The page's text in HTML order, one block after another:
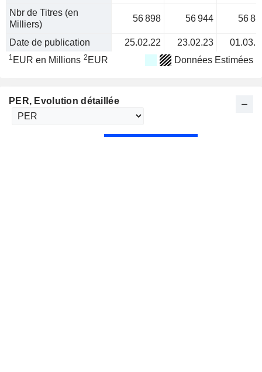
Nbr de Titres (en
Milliers)
56 898 56 944 56
Date de publication 25.02.22 23.02.23
1 EUR en Millions 2 EUR Données Estimées
PER, Evolution détaillée